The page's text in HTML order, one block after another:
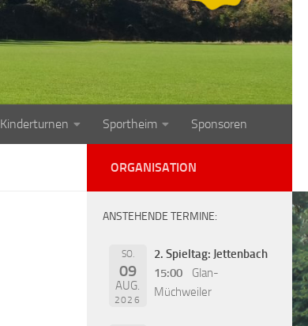
Kinderturnen Sportheim Sponsoren
ORGANISATION
ANSTEHENDE TERMINE:
SO.
09
AUG.
2026
2. Spieltag: Jettenbach
15:00
Glan-
Müchweiler